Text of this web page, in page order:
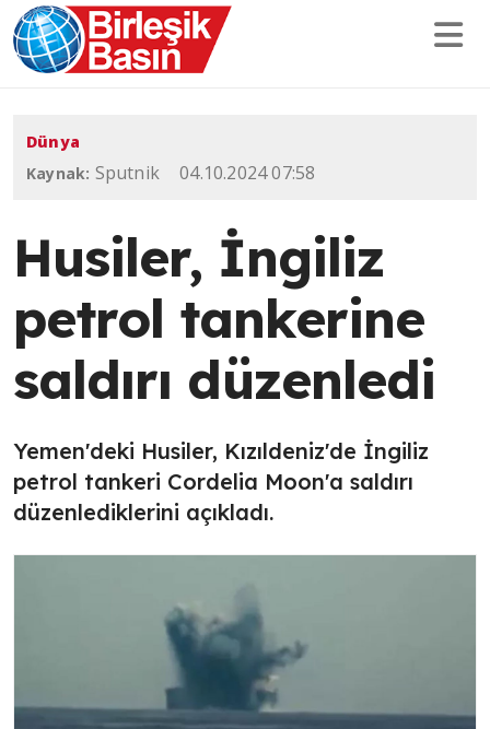
Dünya
Kaynak: Sputnik 04.10.2024 07:58
Husiler, İngiliz
petrol tankerine
saldırı düzenledi
Yemen'deki Husiler, Kızıldeniz'de İngiliz
petrol tankeri Cordelia Moon'a saldırı
düzenlediklerini açıkladı.